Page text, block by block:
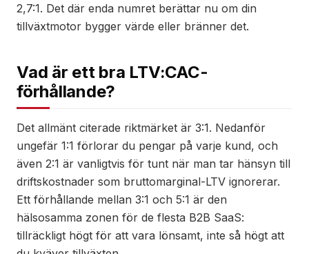
2,7:1. Det där enda numret berättar nu om din
tillväxtmotor bygger värde eller bränner det.
Vad är ett bra LTV:CAC-
förhållande?
Det allmänt citerade riktmärket är 3:1. Nedanför
ungefär 1:1 förlorar du pengar på varje kund, och
även 2:1 är vanligtvis för tunt när man tar hänsyn till
driftskostnader som bruttomarginal-LTV ignorerar.
Ett förhållande mellan 3:1 och 5:1 är den
hälsosamma zonen för de flesta B2B SaaS:
tillräckligt högt för att vara lönsamt, inte så högt att